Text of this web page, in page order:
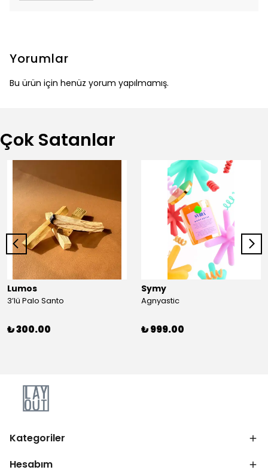
Yorumlar
Bu ürün için henüz yorum yapılmamış.
Çok Satanlar
Lumos
3’lü Palo Santo
₺ 300.00
Symy
Agnyastic
₺ 999.00
Kategoriler
Hesabım